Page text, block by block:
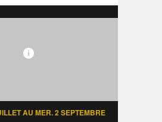
AU MER. 2 SEPTEMBRE